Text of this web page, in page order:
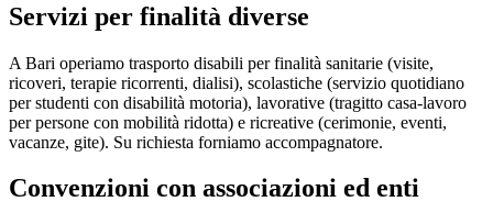
Servizi per finalità diverse
A Bari operiamo trasporto disabili per finalità sanitarie (visite,
ricoveri, terapie ricorrenti, dialisi), scolastiche (servizio quotidiano
per studenti con disabilità motoria), lavorative (tragitto casa-lavoro
per persone con mobilità ridotta) e ricreative (cerimonie, eventi,
vacanze, gite). Su richiesta forniamo accompagnatore.
Convenzioni con associazioni ed enti